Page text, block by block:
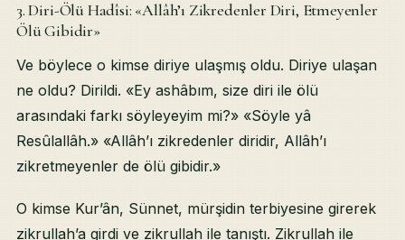
3. Diri-Ölü Hadîsi: «Allâh’ı Zikredenler Diri, Etmeyenler
Ölü Gibidir»
Ve böylece o kimse diriye ulaşmış oldu. Diriye ulaşan
ne oldu? Dirildi. «Ey ashâbım, size diri ile ölü
arasındaki farkı söyleyeyim mi?» «Söyle yâ
Resûlallâh.» «Allâh’ı zikredenler diridir, Allâh’ı
zikretmeyenler de ölü gibidir.»
O kimse Kur’ân, Sünnet, mürşidin terbiyesine girerek
zikrullah’a girdi ve zikrullah ile tanıştı. Zikrullah ile